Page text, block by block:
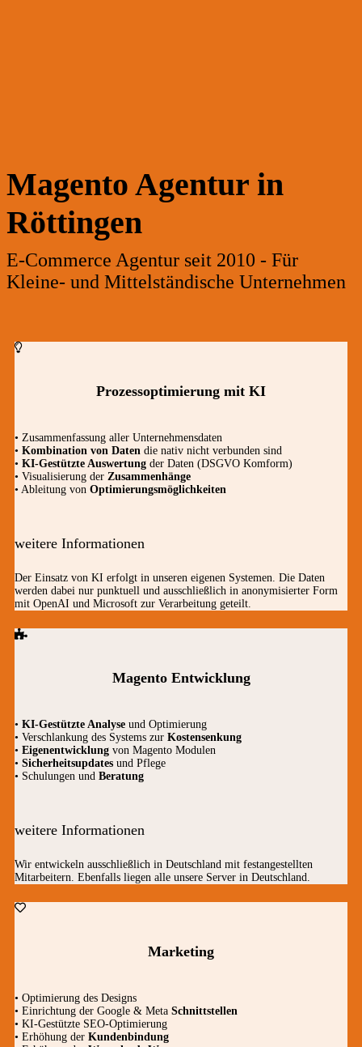
Magento Agentur in
Röttingen
E-Commerce Agentur seit 2010 - Für
Kleine- und Mittelständische Unternehmen
Prozessoptimierung mit KI
• Zusammenfassung aller Unternehmensdaten
• Kombination von Daten die nativ nicht verbunden sind
• KI-Gestützte Auswertung der Daten (DSGVO Komform)
• Visualisierung der Zusammenhänge
• Ableitung von Optimierungsmöglichkeiten
weitere Informationen
Der Einsatz von KI erfolgt in unseren eigenen Systemen. Die Daten
werden dabei nur punktuell und ausschließlich in anonymisierter Form
mit OpenAI und Microsoft zur Verarbeitung geteilt.
Magento Entwicklung
• KI-Gestützte Analyse und Optimierung
• Verschlankung des Systems zur Kostensenkung
• Eigenentwicklung von Magento Modulen
• Sicherheitsupdates und Pflege
• Schulungen und Beratung
weitere Informationen
Wir entwickeln ausschließlich in Deutschland mit festangestellten
Mitarbeitern. Ebenfalls liegen alle unsere Server in Deutschland.
Marketing
• Optimierung des Designs
• Einrichtung der Google & Meta Schnittstellen
• KI-Gestützte SEO-Optimierung
• Erhöhung der Kundenbindung